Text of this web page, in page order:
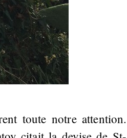
toute notre attention.